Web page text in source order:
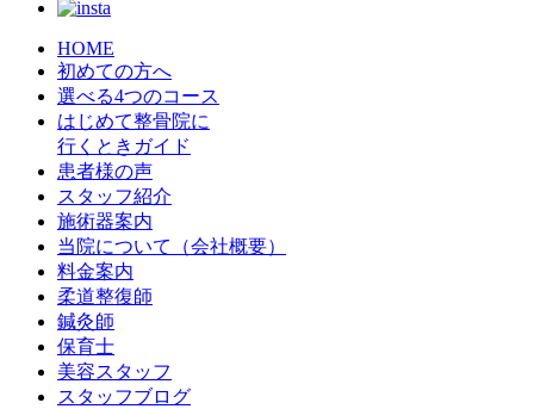
HOME
初めての方へ
選べる4つのコース
はじめて整骨院に
行くときガイド
患者様の声
スタッフ紹介
施術器案内
当院について（会社概要）
料金案内
柔道整復師
鍼灸師
保育士
美容スタッフ
スタッフブログ